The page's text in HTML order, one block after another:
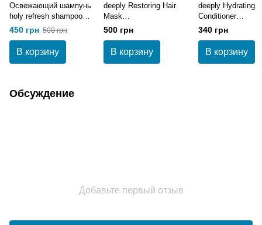
Освежающий шампунь
holy refresh shampoo
250 мл
450 грн 500 грн
В корзину
deeply Restoring Hair
Mask
Восстанавливающая
маска для волос 300
мл
500 грн
В корзину
deeply Hydrating
Conditioner
Увлажняющий
кондиционер 250
340 грн
В корзину
Обсуждение
Добавьте первый отзыв